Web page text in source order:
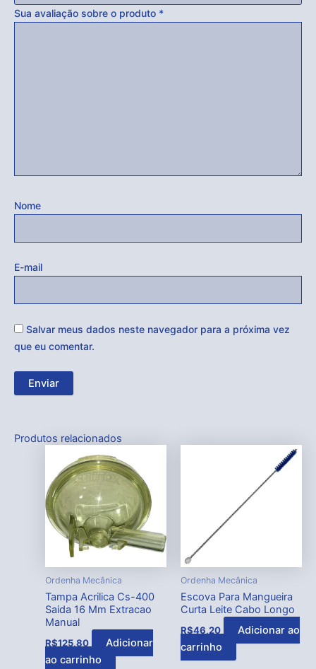
Sua avaliação sobre o produto *
Nome
E-mail
Salvar meus dados neste navegador para a próxima vez
que eu comentar.
Produtos relacionados
Ordenha Mecânica
Tampa Acrilica Cs-400
Saida 16 Mm Extracao
Manual
R$125,80
Adicionar
ao carrinho
Ordenha Mecânica
Escova Para Mangueira
Curta Leite Cabo Longo
R$46,20
Adicionar ao
carrinho